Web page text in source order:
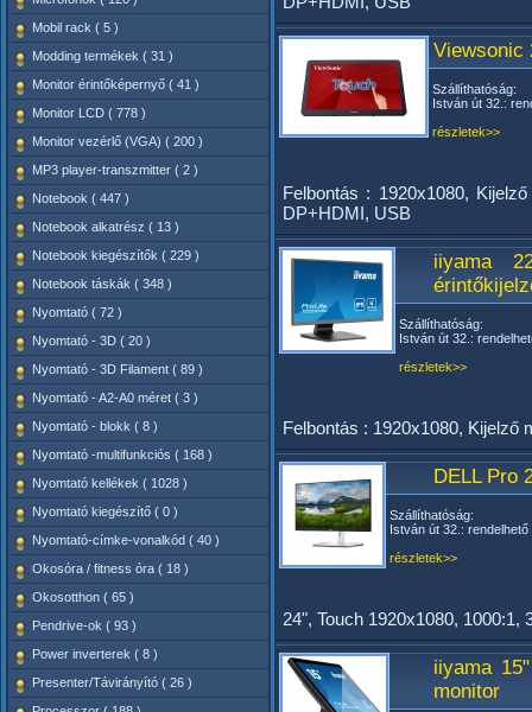
Mobil rack ( 5 )
Modding termékek ( 31 )
Monitor érintőképernyő ( 41 )
Monitor LCD ( 778 )
Monitor vezérlő (VGA) ( 200 )
MP3 player-transzmitter ( 2 )
Notebook ( 447 )
Notebook alkatrész ( 13 )
Notebook kiegészítők ( 229 )
Notebook táskák ( 348 )
Nyomtató ( 72 )
Nyomtató - 3D ( 20 )
Nyomtató - 3D Filament ( 89 )
Nyomtató - A2-A0 méret ( 3 )
Nyomtató - blokk ( 8 )
Nyomtató -multifunkciós ( 168 )
Nyomtató kellékek ( 1028 )
Nyomtató kiegészítő ( 0 )
Nyomtató-címke-vonalkód ( 40 )
Okosóra / fitness óra ( 18 )
Okosotthon ( 65 )
Pendrive-ok ( 93 )
Power inverterek ( 8 )
Presenter/Távirányító ( 26 )
Viewsonic
Szállíthatóság:
István út 32.:
részletek>>
Felbontás : 1920x1080,
DP+HDMI, USB
iiyama
Szállíthatóság:
István út 32.:
részletek>>
Felbontás : 1920x1080, Kijelző
DELL Pro
Szállíthatóság:
István út 32.: rendelhető
részletek>>
24", Touch 1920x1080,
iiyama
monitor